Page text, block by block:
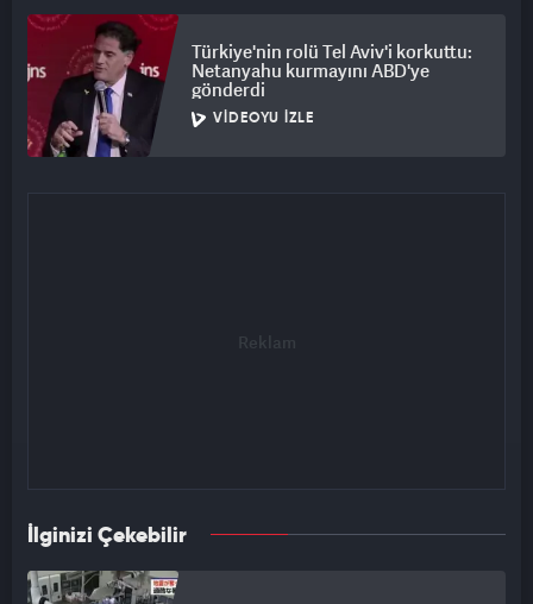
Türkiye'nin rolü Tel Aviv'i korkuttu:
Netanyahu kurmayını ABD'ye
gönderdi
VIDEOYU İZLE
İlginizi Çekebilir